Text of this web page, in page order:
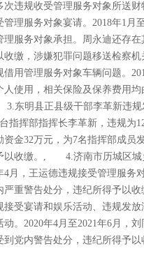
违规收受管理服务对象所送
理服务对象宴请。2018年1月
服务对象承担。周永迪还存
收缴，涉嫌犯罪问题移送检
用管理服务对象车辆问题。
使用，相关保险及保养费用
3.东明县正县级干部李革新违
指挥部指挥长李革新，违规为
金32万元，为7名指挥部成员
以收缴。, 4.济南市历城区城
4月，王运德违规接受管理服
严重警告处分，违纪所得予
受宴请和娱乐活动、违规发
。2020年4月至2021年6月，
党内警告处分，违纪所得予以